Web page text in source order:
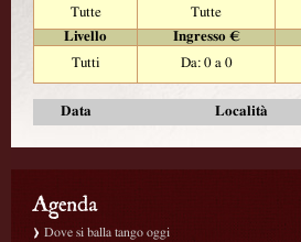
Tutte
Tutte
Livello
Ingresso €
Tutti
Da: 0 a 0
Data Località
Dove si balla tango oggi